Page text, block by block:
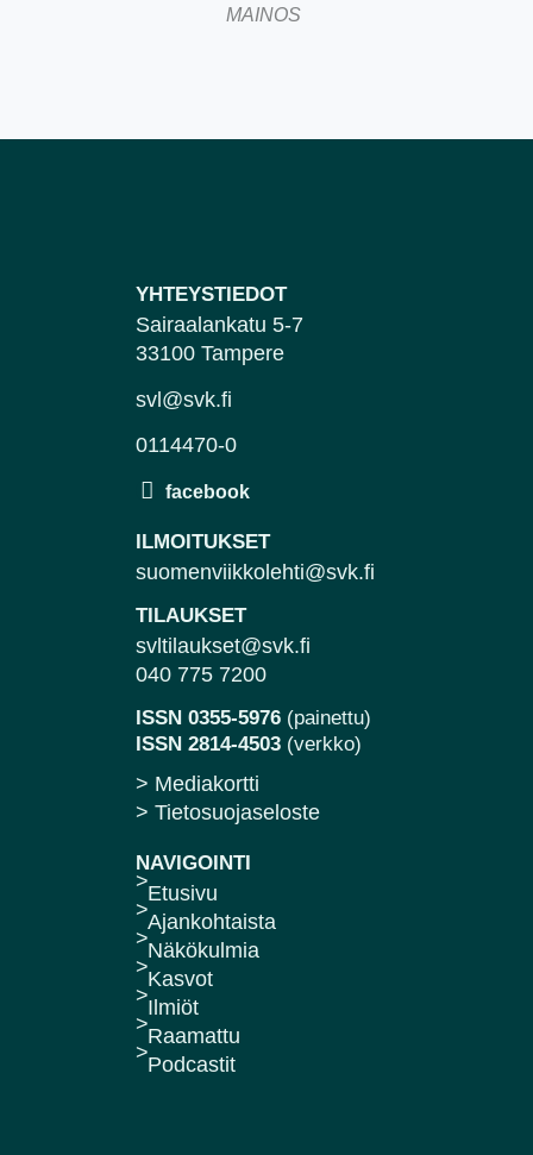
MAINOS
YHTEYSTIEDOT
Sairaalankatu 5-7
33100 Tampere
svl@svk.fi
0114470-0
ILMOITUKSET
suomenviikkolehti@svk.fi
TILAUKSET
svltilaukset@svk.fi
040 775 7200
ISSN 0355-5976 (painettu)
ISSN 2814-4503 (verkko)
> Mediakortti
> Tietosuojaseloste
NAVIGOINTI
Etusivu
Ajankohtaista
Näkökulmia
Kasvot
Ilmiöt
Raamattu
Podcastit